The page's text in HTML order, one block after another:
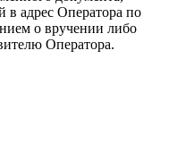
в адрес Оператора по
о вручении либо
Оператора.